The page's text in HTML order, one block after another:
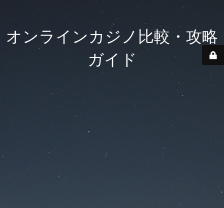
オンラインカジノ比較・攻略
ガイド